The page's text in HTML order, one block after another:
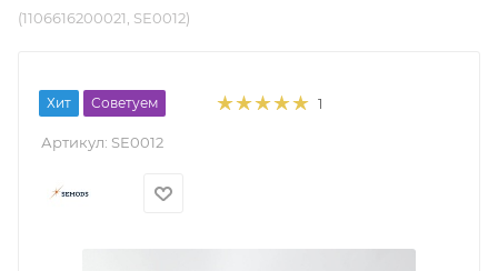
(1106616200021, SE0012)
Хит Советуем 1
Артикул: SE0012